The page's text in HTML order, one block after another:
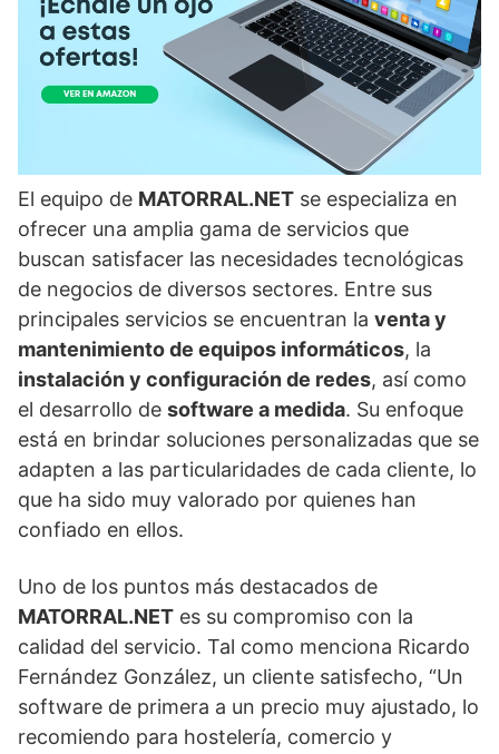
El equipo de MATORRAL.NET se especializa en
ofrecer una amplia gama de servicios que
buscan satisfacer las necesidades tecnológicas
de negocios de diversos sectores. Entre sus
principales servicios se encuentran la venta y
mantenimiento de equipos informáticos, la
instalación y configuración de redes, así como
el desarrollo de software a medida. Su enfoque
está en brindar soluciones personalizadas que se
adapten a las particularidades de cada cliente, lo
que ha sido muy valorado por quienes han
confiado en ellos.
Uno de los puntos más destacados de
MATORRAL.NET es su compromiso con la
calidad del servicio. Tal como menciona Ricardo
Fernández González, un cliente satisfecho, “Un
software de primera a un precio muy ajustado, lo
recomiendo para hostelería, comercio y